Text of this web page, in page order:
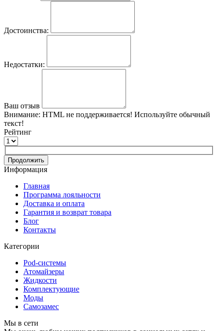
Достоинства:
Недостатки:
Ваш отзыв
Внимание: HTML не поддерживается! Используйте обычный
текст!
Рейтинг
Продолжить
Информация
Главная
Программа лояльности
Доставка и оплата
Гарантия и возврат товара
Блог
Контакты
Категории
Pod-системы
Атомайзеры
Жидкости
Комплектующие
Моды
Самозамес
Мы в сети